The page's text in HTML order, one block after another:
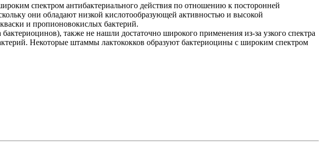
спектром антибактериального действия по отношению к посторонней
они обладают низкой кислотообразующей активностью и высокой
и пропионовокислых бактерий.
также не нашли достаточно широкого применения из-за узкого спектра
Некоторые штаммы лактококков образуют бактериоцины с широким спектром